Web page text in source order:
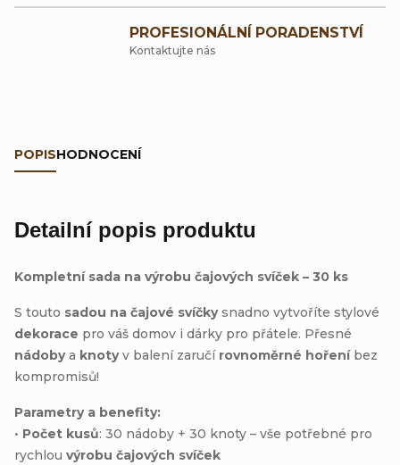
PROFESIONÁLNÍ PORADENSTVÍ
Kontaktujte nás
POPISHODNOCENÍ
Detailní popis produktu
Kompletní sada na výrobu čajových svíček – 30 ks
S touto sadou na čajové svíčkysnadno vytvoříte stylové
dekorace pro váš domov i dárky pro přátele. Přesné
nádobya knotyv balení zaručí rovnoměrné hořeníbez
kompromisů!
Parametry a benefity:
• Počet kusů: 30 nádoby + 30 knoty – vše potřebné pro
rychlou výrobu čajových svíček